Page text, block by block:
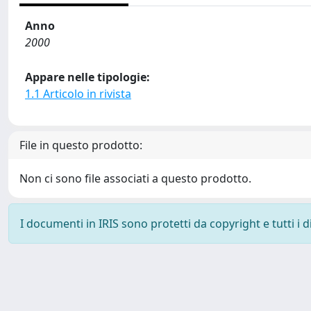
Anno
2000
Appare nelle tipologie:
1.1 Articolo in rivista
File in questo prodotto:
Non ci sono file associati a questo prodotto.
I documenti in IRIS sono protetti da copyright e tutti i